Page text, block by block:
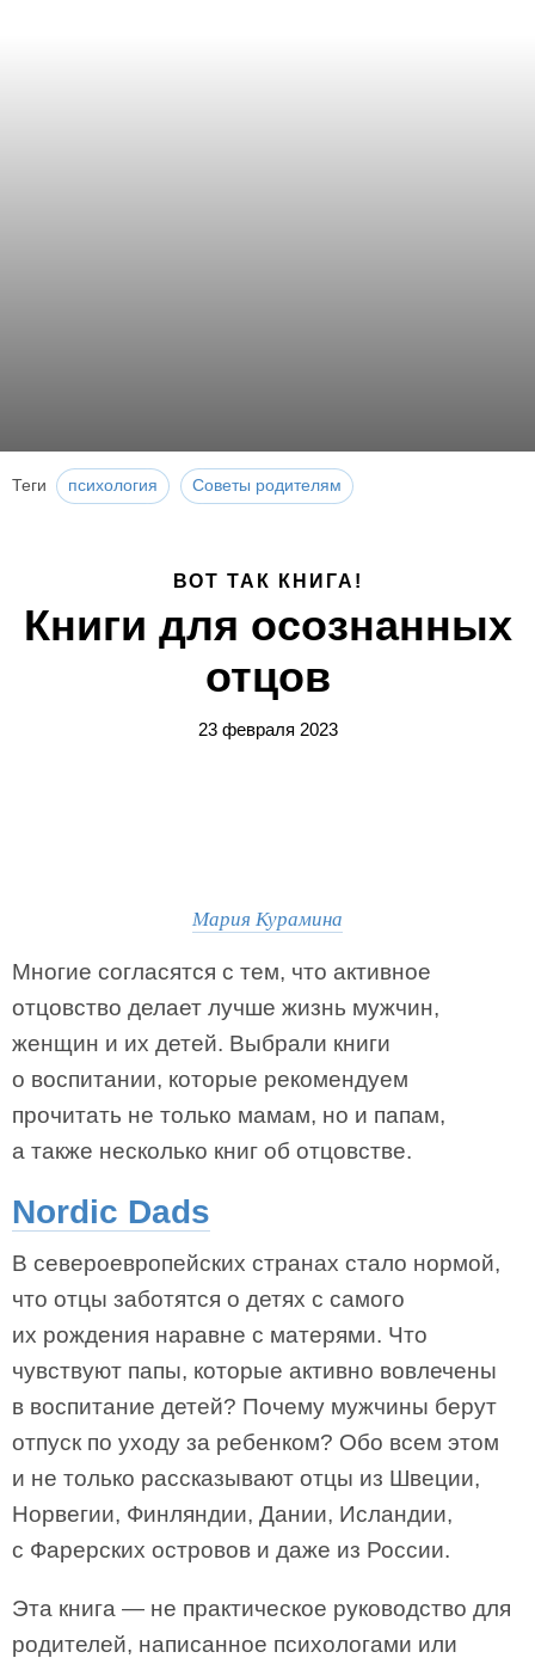
Теги психология Советы родителям
ВОТ ТАК КНИГА!
Книги для осознанных
отцов
23 февраля 2023
Мария Курамина
Многие согласятся с тем, что активное
отцовство делает лучше жизнь мужчин,
женщин и их детей. Выбрали книги
о воспитании, которые рекомендуем
прочитать не только мамам, но и папам,
а также несколько книг об отцовстве.
Nordic Dads
В североевропейских странах стало нормой,
что отцы заботятся о детях с самого
их рождения наравне с матерями. Что
чувствуют папы, которые активно вовлечены
в воспитание детей? Почему мужчины берут
отпуск по уходу за ребенком? Обо всем этом
и не только рассказывают отцы из Швеции,
Норвегии, Финляндии, Дании, Исландии,
с Фарерских островов и даже из России.
Эта книга — не практическое руководство для
родителей, написанное психологами или